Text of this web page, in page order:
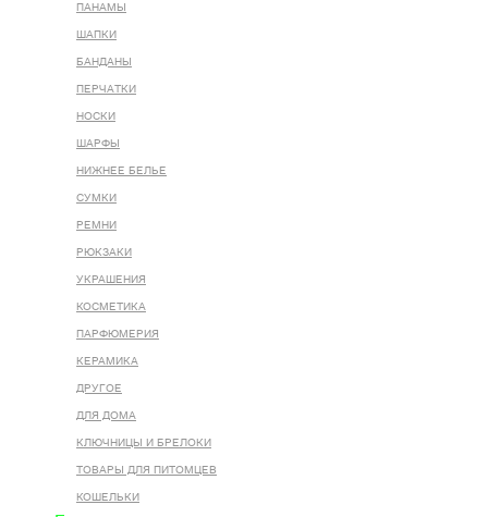
ПАНАМЫ
ШАПКИ
БАНДАНЫ
ПЕРЧАТКИ
НОСКИ
ШАРФЫ
НИЖНЕЕ БЕЛЬЕ
СУМКИ
РЕМНИ
РЮКЗАКИ
УКРАШЕНИЯ
КОСМЕТИКА
ПАРФЮМЕРИЯ
КЕРАМИКА
ДРУГОЕ
ДЛЯ ДОМА
КЛЮЧНИЦЫ И БРЕЛОКИ
ТОВАРЫ ДЛЯ ПИТОМЦЕВ
КОШЕЛЬКИ